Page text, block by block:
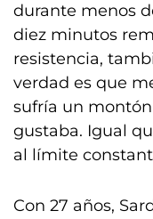
durante menos
diez minutos
resistencia,
verdad es que
sufría un
gustaba. Igual
al límite
Con 27 años,